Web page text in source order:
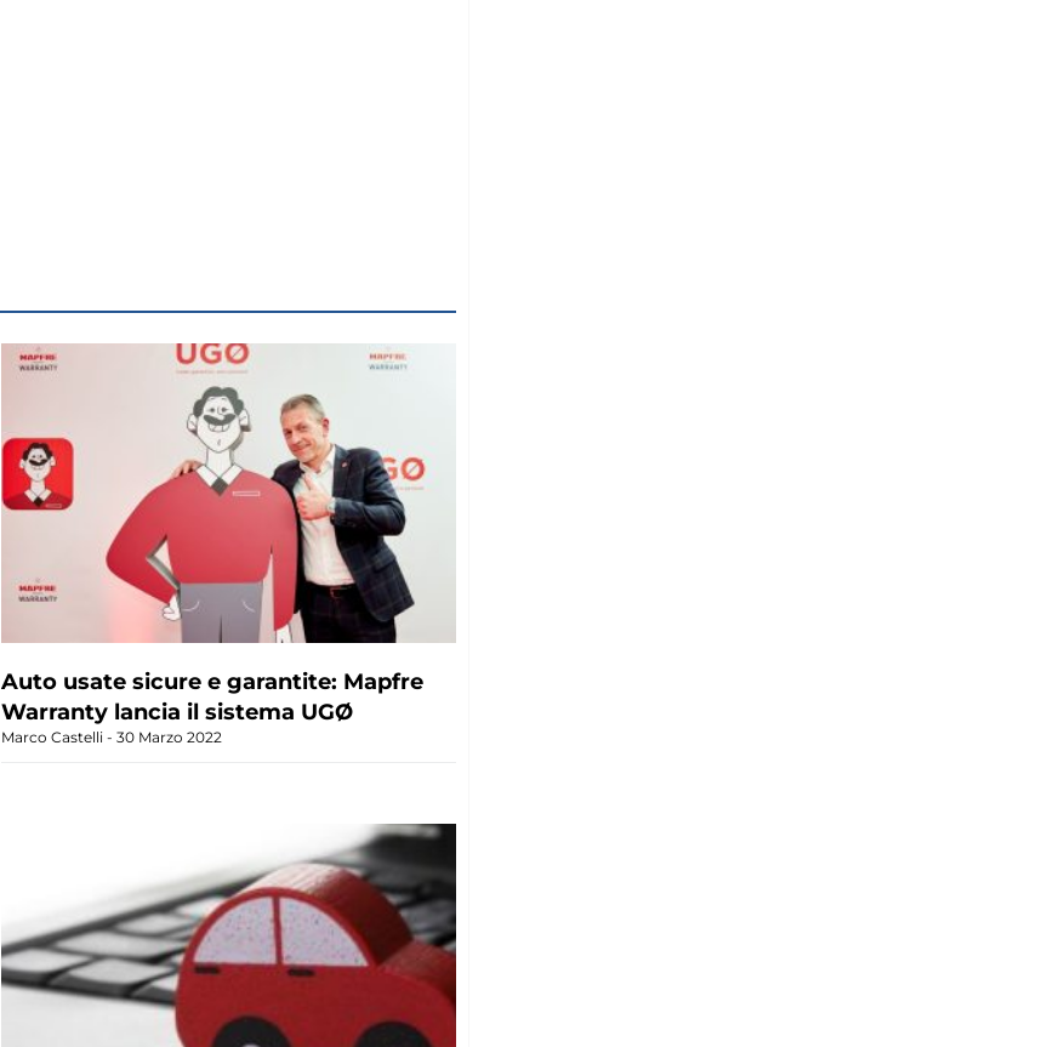
Auto usate sicure e garantite: Mapfre
Warranty lancia il sistema UGØ
Marco Castelli 30 Marzo 2022